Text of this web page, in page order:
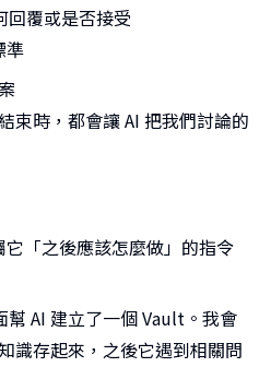
回覆或是否接受
準
束時，都會讓 AI 把我們討論的
「之後應該怎麼做」的指令
AI 建立了一個 Vault。我會
識存起來，之後它遇到相關問